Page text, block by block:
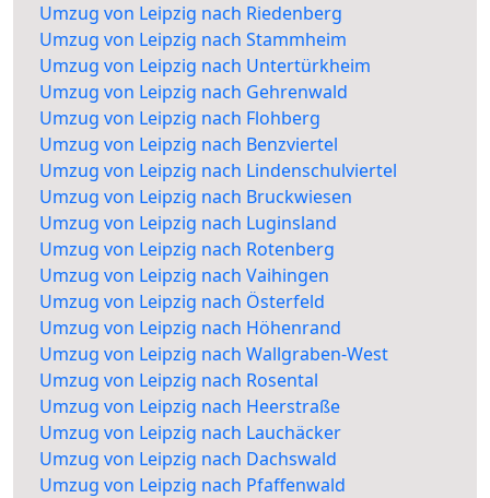
Umzug von Leipzig nach Riedenberg
Umzug von Leipzig nach Stammheim
Umzug von Leipzig nach Untertürkheim
Umzug von Leipzig nach Gehrenwald
Umzug von Leipzig nach Flohberg
Umzug von Leipzig nach Benzviertel
Umzug von Leipzig nach Lindenschulviertel
Umzug von Leipzig nach Bruckwiesen
Umzug von Leipzig nach Luginsland
Umzug von Leipzig nach Rotenberg
Umzug von Leipzig nach Vaihingen
Umzug von Leipzig nach Österfeld
Umzug von Leipzig nach Höhenrand
Umzug von Leipzig nach Wallgraben-West
Umzug von Leipzig nach Rosental
Umzug von Leipzig nach Heerstraße
Umzug von Leipzig nach Lauchäcker
Umzug von Leipzig nach Dachswald
Umzug von Leipzig nach Pfaffenwald